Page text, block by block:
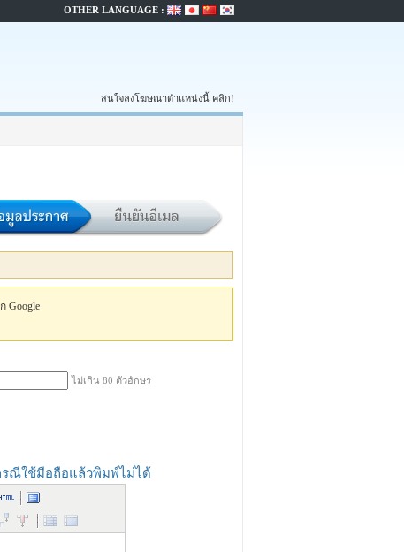
สนใจลงโฆษณาตำแหน่งนี้ คลิก!
OTHER LANGUAGE :
Google
ไม่เกิน 80 ตัวอักษร
รณีใช้มือถือแล้วพิมพ์ไม่ได้